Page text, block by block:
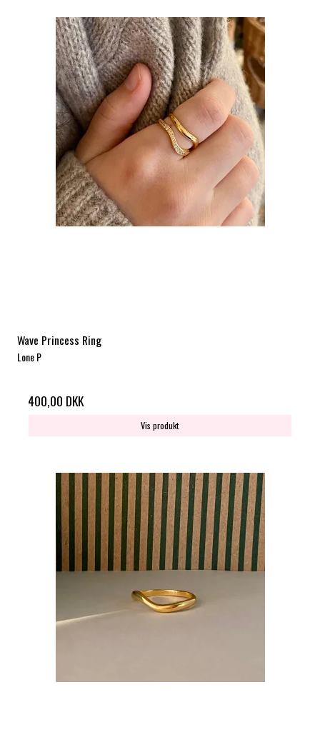
Wave Princess Ring
Lone P
400,00 DKK
Vis produkt